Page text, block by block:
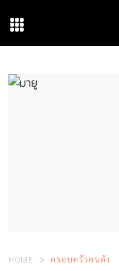
HOME ครอบครัวคนดัง